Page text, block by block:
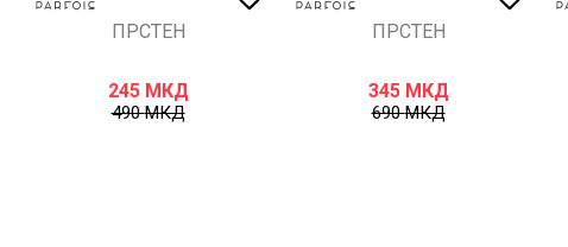
ПРСТЕН
245 МКД
490МКД
ПРСТЕН
345 МКД
690МКД